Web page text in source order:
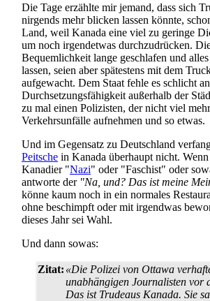
Die Tage erzählte mir jemand, dass sich
nirgends mehr blicken lassen könnte,
Land, weil Kanada eine viel zu geringe
um noch irgendetwas durchzudrücken.
Bequemlichkeit lange geschlafen und
lassen, seien aber spätestens mit dem
aufgewacht. Dem Staat fehle es schlicht
Durchsetzungs­fähigkeit außerhalb der
zu mal einen Polizisten, der nicht viel
Verkehrs­unfälle aufnehmen und so etwas.
Und im Gegensatz zu Deutschland
Peitsche in Kanada überhaupt nicht.
Kanadier "Nazi" oder "Faschist" oder
antworte der "Na, und? Das ist meine
könne kaum noch in ein normales
ohne beschimpft oder mit irgendwas
dieses Jahr sei Wahl.
Und dann sowas:
Zitat: «Die Polizei von Ottawa
unabhängigen Journalisten vor
Das ist Trudeaus Kanada. Sie